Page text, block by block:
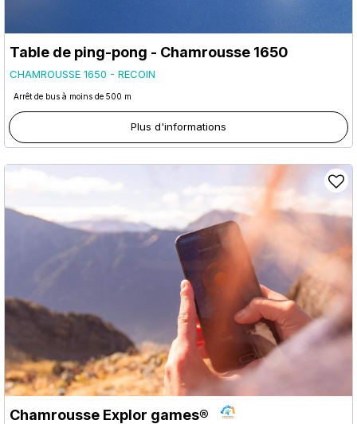
Table de ping-pong - Chamrousse 1650
CHAMROUSSE 1650 - RECOIN
Arrêt de bus à moins de 500 m
Plus d'informations
Chamrousse Explor games®